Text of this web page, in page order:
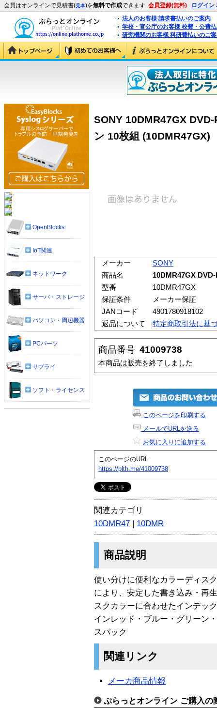
会員はオンラインで見積書(見本)を無料で作成できます 会員登録(無料) ログイン
法人のお客様 請求書払いのご案内
学校・官公庁のお客様 校費・公費
研究機関のお客様 科研費払いのご
SONY 10DMR47GX
ン 10枚組 (10DMR47GX)
メーカー
SONY
商品名
10DMR47GX
型番
10DMR47GX
保証条件
メーカー保証
JANコード
4901780918102
返品について
特定商取引法に基
商品番号 41009738
本商品は販売を終了しました
このページを印刷する
メールでURLを送る
お気に入りに追加する
このページのURL
https://plth.me/41009738
関連カテゴリ
10DMR47 | 10DMR
商品説明
使い分けに便利なカラーディス
により、安定した書き込み・再
スクカラーに合わせたインデッ
インレッド・ブルー・グリーン
スパック
関連リンク
メーカ商品情報
ぷらっとオンライン ご購入の
OpenBlocks
IoT関連
ネットワーク
サーバ・ストレージ
パソコン・周辺機器
PCパーツ
サプライ
ソフト・ライセンス